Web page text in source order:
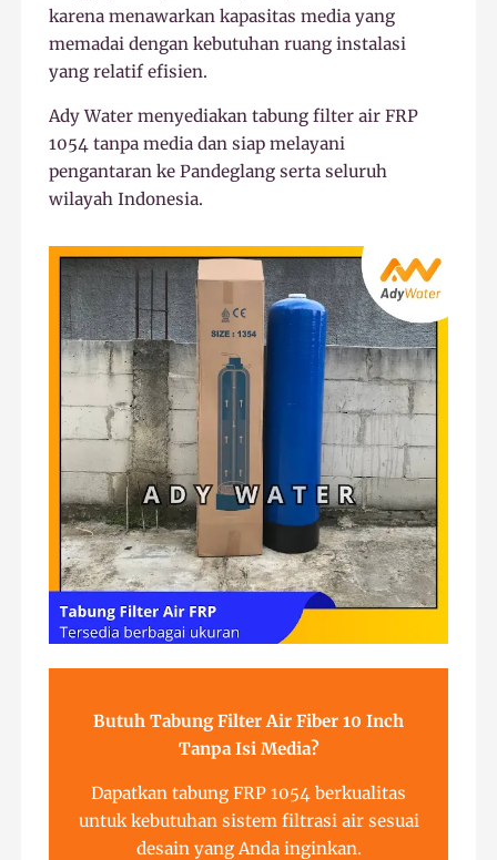
karena menawarkan kapasitas media yang
memadai dengan kebutuhan ruang instalasi
yang relatif efisien.
Ady Water menyediakan tabung filter air FRP
1054 tanpa media dan siap melayani
pengantaran ke Pandeglang serta seluruh
wilayah Indonesia.
Butuh Tabung Filter Air Fiber 10 Inch
Tanpa Isi Media?
Dapatkan tabung FRP 1054 berkualitas
untuk kebutuhan sistem filtrasi air sesuai
desain yang Anda inginkan.